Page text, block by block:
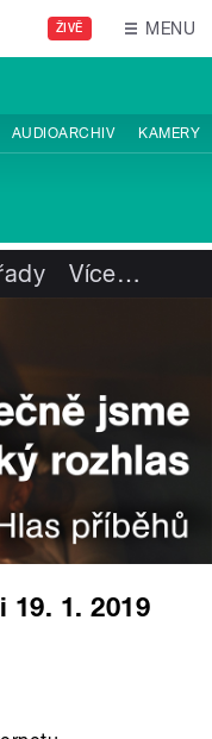
ŽIVĚ MENU
AUDIOARCHIV KAMERY
Více…
1. 2019